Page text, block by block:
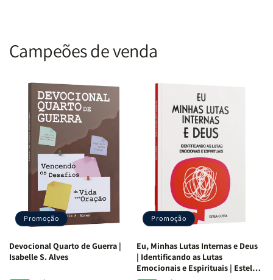
Campeões de venda
Promoção
Devocional Quarto de Guerra |
Isabelle S. Alves
Promoção
Eu, Minhas Lutas Internas e Deus
| Identificando as Lutas
Emocionais e Espirituais | Estela